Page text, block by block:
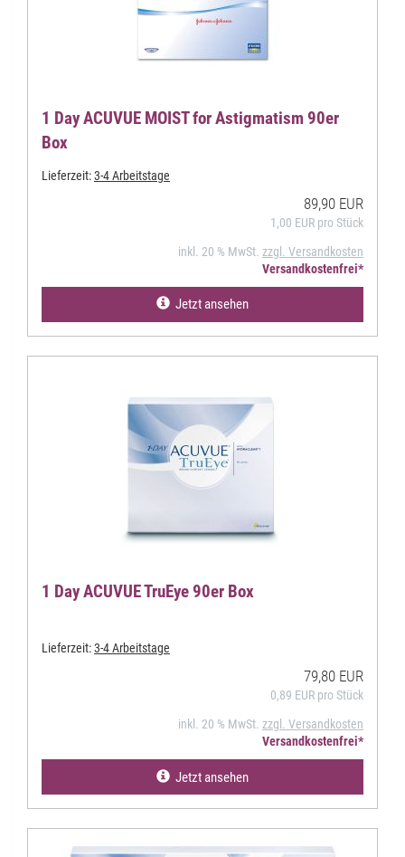
1 Day ACUVUE MOIST for Astigmatism 90er
Box
Lieferzeit:3-4 Arbeitstage
89,90 EUR
1,00 EUR pro Stück
inkl. 20 % MwSt. zzgl. Versandkosten
Versandkostenfrei*
Jetzt ansehen
1 Day ACUVUE TruEye 90er Box
Lieferzeit:3-4 Arbeitstage
79,80 EUR
0,89 EUR pro Stück
inkl. 20 % MwSt. zzgl. Versandkosten
Versandkostenfrei*
Jetzt ansehen